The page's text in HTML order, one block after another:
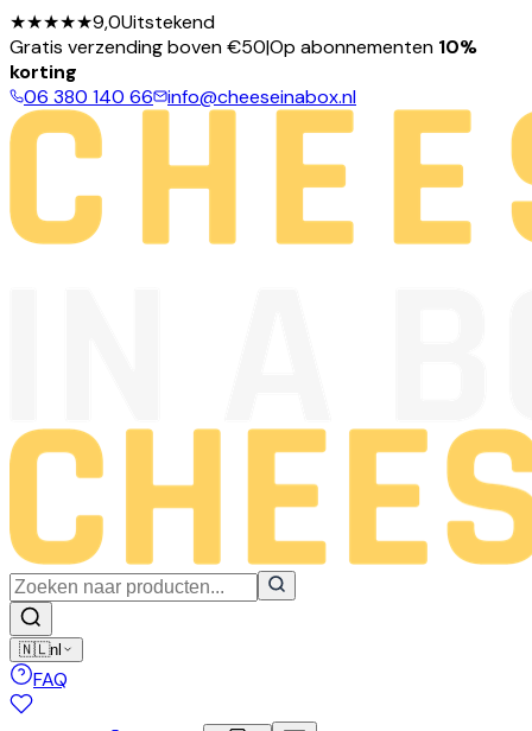
★★★★★9,0Uitstekend
Gratis verzending boven €50|Op abonnementen 10%
korting
06 380 140 66
info@cheeseinabox.nl
🇳🇱nl
FAQ